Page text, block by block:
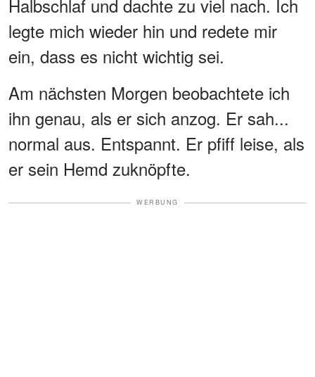
Halbschlaf und dachte zu viel nach. Ich
legte mich wieder hin und redete mir
ein, dass es nicht wichtig sei.
Am nächsten Morgen beobachtete ich
ihn genau, als er sich anzog. Er sah...
normal aus. Entspannt. Er pfiff leise, als
er sein Hemd zuknöpfte.
WERBUNG